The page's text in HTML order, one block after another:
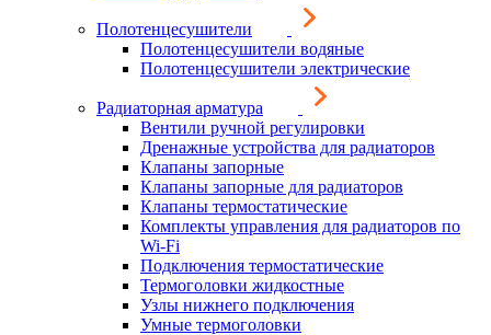
Полотенцесушители
Полотенцесушители водяные
Полотенцесушители электрические
Радиаторная арматура
Вентили ручной регулировки
Дренажные устройства для радиаторов
Клапаны запорные
Клапаны запорные для радиаторов
Клапаны термостатические
Комплекты управления для радиаторов по
Wi-Fi
Подключения термостатические
Термоголовки жидкостные
Узлы нижнего подключения
Умные термоголовки